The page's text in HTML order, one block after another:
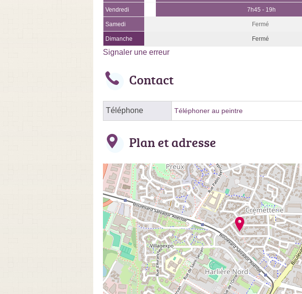
Vendredi 7h45 - 19h
Samedi Fermé
Dimanche Fermé
Signaler une erreur
Contact
Téléphone Téléphoner au peintre
Plan et adresse